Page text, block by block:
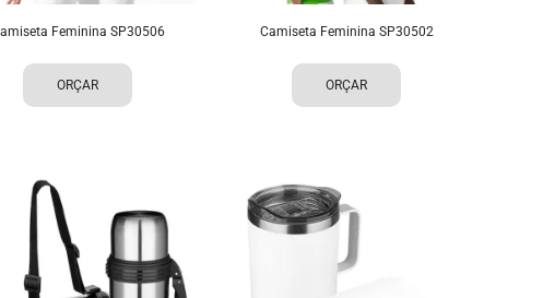
Feminina SP30506
ORÇAR
Camiseta Feminina SP30502
ORÇAR